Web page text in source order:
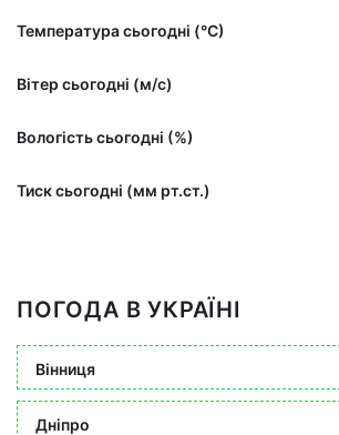
Температура сьогодні (°С)
Вітер сьогодні (м/с)
Вологість сьогодні (%)
Тиск сьогодні (мм рт.ст.)
ПОГОДА В УКРАЇНІ
Вінниця
Дніпро